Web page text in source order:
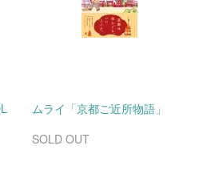
ムライ「京都ご近所物語」
SOLD OUT